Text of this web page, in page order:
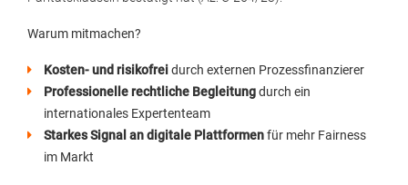
Warum mitmachen?
Kosten- und risikofrei durch externen Prozessfinanzierer
Professionelle rechtliche Begleitungdurch ein
internationales Expertenteam
Starkes Signal an digitale Plattformenfür mehr Fairness
im Markt